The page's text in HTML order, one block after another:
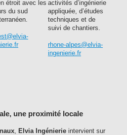
étroit avec les
du sud
activités d’ingénierie
appliquée, d’études
techniques et de
suivi de chantiers.
rhone-alpes@elvia-
ingenierie.fr
une proximité locale
, Elvia Ingénierie intervient sur